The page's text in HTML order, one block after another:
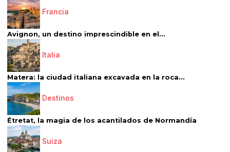
Francia
Avignon, un destino imprescindible en el...
Italia
Matera: la ciudad italiana excavada en la roca...
Destinos
Étretat, la magia de los acantilados de Normandía
Suiza